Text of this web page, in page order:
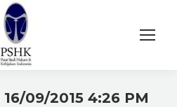
16/09/2015 4:26 PM